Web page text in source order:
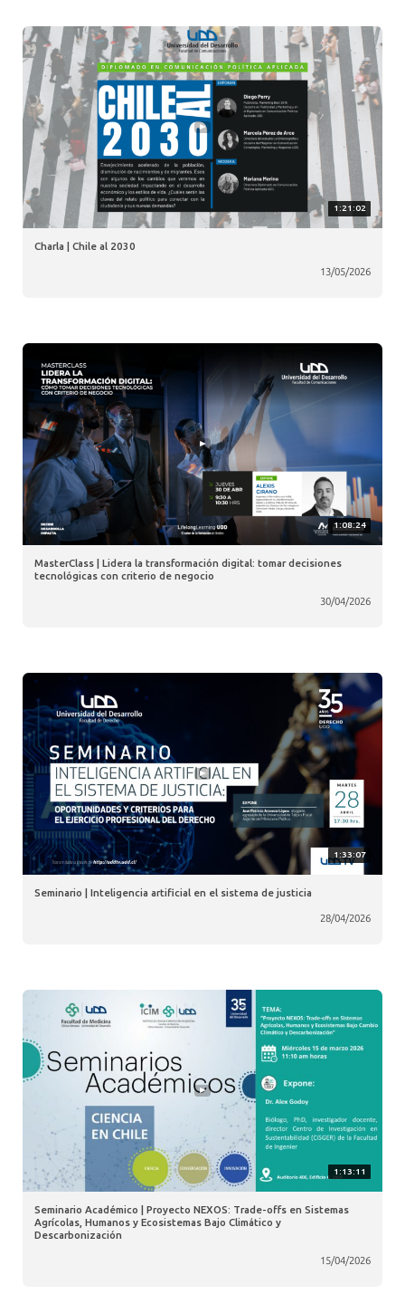
1:21:02
Charla | Chile al 2030
13/05/2026
1:08:24
MasterClass | Lidera la transformación digital: tomar decisiones
tecnológicas con criterio de negocio
30/04/2026
1:33:07
Seminario | Inteligencia artificial en el sistema de justicia
28/04/2026
1:13:11
Seminario Académico | Proyecto NEXOS: Trade-offs en Sistemas
Agrícolas, Humanos y Ecosistemas Bajo Climático y
Descarbonización
15/04/2026